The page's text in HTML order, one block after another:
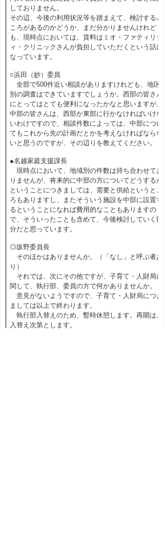
しておりません。
その辺、今後の利用状況等を踏まえて、検討すると
ころがあるのかどうか、まだ分かりませんけれど
も、現時点においては、賃料はミオ・ファティリテ
ィ・クリニックさんが負担していただくという話に
なっています。
○浜田（妙）委員
全部で500件近い相談がありますけれども、地区
別の調査はできていますでしょうか。西部の皆さん
にとってはとても便利になったかなと思いますが、
中部の皆さんは、西部か東部に行かなければいけな
いわけですので、相談件数によっては、中部につい
てもこれから先の計画だとかを考えなければならな
いと思うのですが、その辺りを教えてください。
●名越家庭支援課長
現時点において、地域別の件数は持ち合わせてお
りませんが、将来的に中部の方についてどうするか
ということにつきましては、需要と供給というとこ
ろもありますし、またそういう施設を中部に設置す
るということになれば費用的なこともありますの
で、そういったことも含めて、今後検討していく部
分だと思っています。
◎坂野委員長
そのほかはありませんか。（「なし」と呼ぶ者あ
り）
それでは、次にその他ですが、子育て・人財局に
関して、執行部、委員の方で何かありませんか。
意見がないようですので、子育て・人財局につき
ましては以上で終わります。
執行部入替えのため、暫時休憩します。再開は、
入替え次第とします。